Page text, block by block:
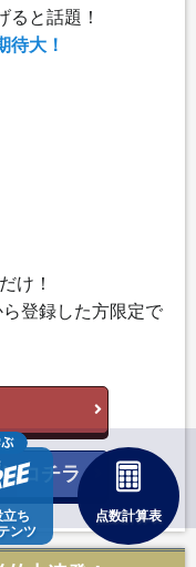
ると話題！
待大！
け！
ら登録した方限定で
はコチラ
立ち
ンツ
点数計算表